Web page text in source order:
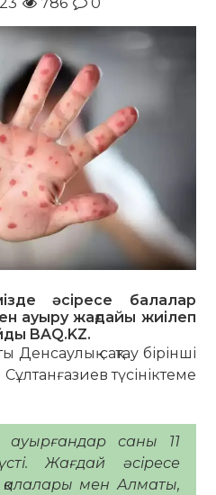
әсіресе балалар
ауыру жағдайы жиілеп
BAQ.KZ.
Денсаулық сақтау бірінші
түсініктеме
ауырғандар саны 11
Жағдай әсіресе
мен Алматы,